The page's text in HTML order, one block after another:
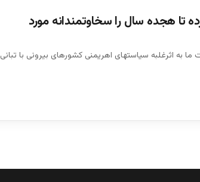
تا هجده سال را سخاوتمندانه مورد
به اثرغلبه سیاستهای اهریمنی کشورهای بیرونی با تبانی